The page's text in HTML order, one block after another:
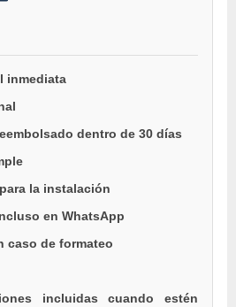
inmediata
dentro de 30 días
la instalación
en WhatsApp
caso de formateo
incluidas cuando estén